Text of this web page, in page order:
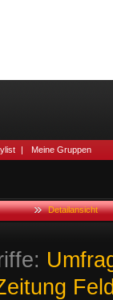
| Meine Gruppen
Detailansicht